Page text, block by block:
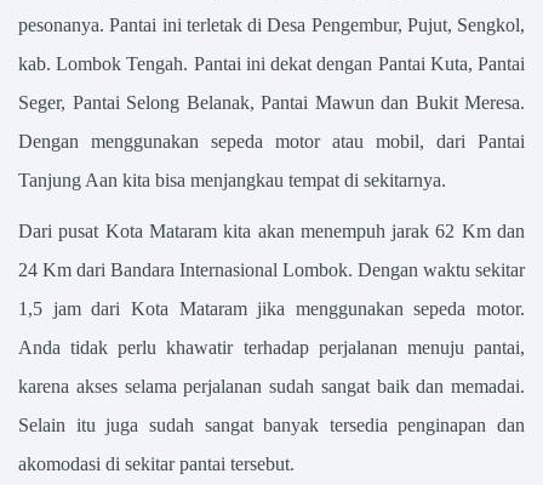
pesonanya. Pantai ini terletak diDesa Pengembur, Pujut, Sengkol,
kab. Lombok Tengah. Pantai ini dekat dengan Pantai Kuta, Pantai
Seger, Pantai Selong Belanak, Pantai Mawun dan Bukit Meresa.
Dengan menggunakan sepeda motor atau mobil, dari Pantai
Tanjung Aan kita bisa menjangkau tempat di sekitarnya.
Dari pusat Kota Mataram kita akan menempuh jarak 62 Km dan
24 Km dari Bandara Internasional Lombok. Dengan waktu sekitar
1,5 jam dari Kota Mataram jika menggunakan sepeda motor.
Anda tidak perlu khawatir terhadap perjalanan menuju pantai,
karena akses selama perjalanan sudah sangat baik dan memadai.
Selain itu juga sudah sangat banyak tersedia penginapan dan
akomodasi di sekitar pantai tersebut.